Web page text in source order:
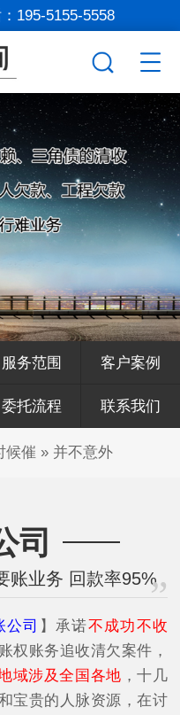
195-5155-5558
服务范围 客户案例
委托流程 联系我们
候催 » 并不意外
司
账业务 回款率95%
公司 】承诺不成功不收
权账务追收清欠案件，
域涉及全国各地 ，十几
宝贵的人脉资源，在讨